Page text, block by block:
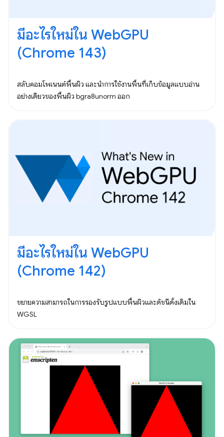
มีอะไรใหม่ใน WebGPU
(Chrome 143)
สลับคอมโพเนนต์พื้นผิว และนำการใช้งานพื้นที่เก็บข้อมูลแบบอ่าน
อย่างเดียวของพื้นผิว bgra8unorm ออก
มีอะไรใหม่ใน WebGPU
(Chrome 142)
ขยายความสามารถในการรองรับรูปแบบพื้นผิวและดัชนีดั้งเดิมใน
WGSL